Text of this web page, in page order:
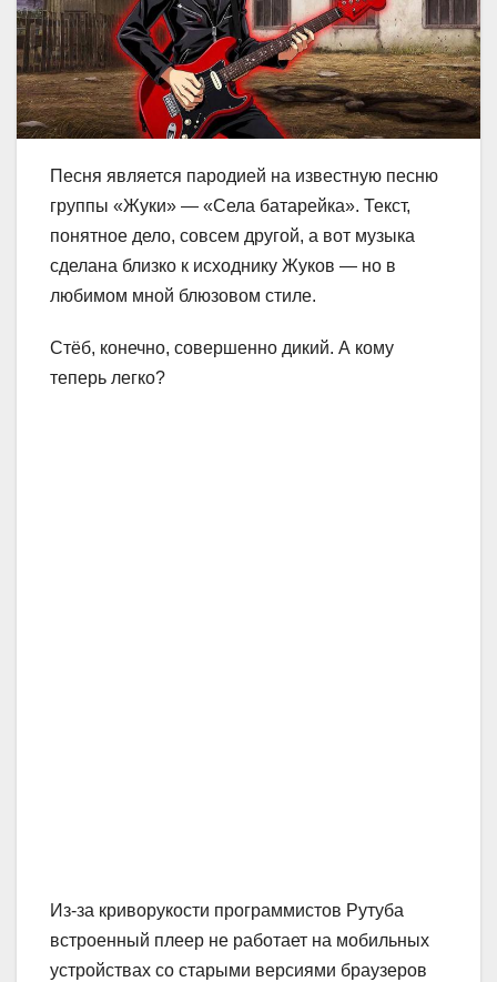
Песня является пародией на известную песню
группы «Жуки» — «Села батарейка». Текст,
понятное дело, совсем другой, а вот музыка
сделана близко к исходнику Жуков — но в
любимом мной блюзовом стиле.
Стёб, конечно, совершенно дикий. А кому
теперь легко?
Из-за криворукости программистов Рутуба
встроенный плеер не работает на мобильных
устройствах со старыми версиями браузеров